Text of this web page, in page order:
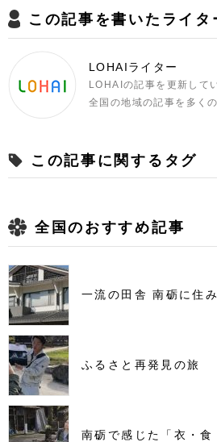
この記事を書いたライタ
LOHAIライター
LOHAIの記事を更新して
全国の地域の記事を多く
この記事に関するタグ
全国のおすすめ記事
一流の田舎 南砺に住
ふるさと再発見の旅
南砺で感じた「衣・食